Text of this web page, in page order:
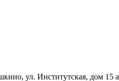
ул. Институтская, дом 15 а